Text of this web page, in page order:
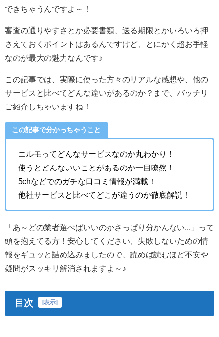
できちゃうんですよ～！
審査の通りやすさとか必要書類、送る期限とかいろいろ押
さえておくポイントはあるんですけど、とにかく超お手軽
なのが最大の魅力なんです♪
この記事では、実際に使った方々のリアルな感想や、他の
サービスと比べてどんな違いがあるのか？まで、バッチリ
ご紹介しちゃいますね！
この記事で分かっちゃうこと
エルモってどんなサービスなのか丸わかり！
使うとどんないいことがあるのか一目瞭然！
5chなどでのガチな口コミ情報が満載！
他社サービスと比べてどこが違うのか徹底解説！
「あ～どの業者選べばいいのかさっぱり分かんない...」って
頭を抱えてる方！安心してください、失敗しないための情
報をギュッと詰め込みましたので、読めば読むほど不安や
疑問がスッキリ解消されますよ～♪
目次 表示